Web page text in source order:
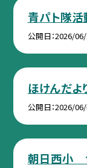
青パト隊活
公開日 2026/
ほけんだよ
公開日 2026/
朝日西小